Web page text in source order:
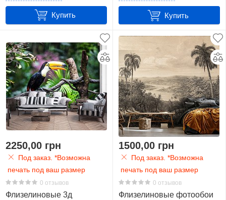
400
см.
(11,2
м2)
1
416
x
254
Купить Купить
2250,00 грн
Под заказ. *Возможна
печать под ваш размер
0 отзывов
Флизелиновые 3д
1500,00 грн
Под заказ. *Возможна
печать под ваш размер
0 отзывов
Флизелиновые фотообои